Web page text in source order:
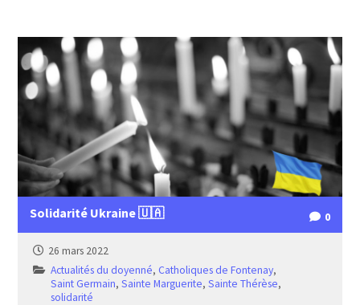
Solidarité Ukraine 🇺🇦 0
26 mars 2022
Actualités du doyenné, Catholiques de Fontenay,
Saint Germain,Sainte Marguerite,Sainte Thérèse,
solidarité